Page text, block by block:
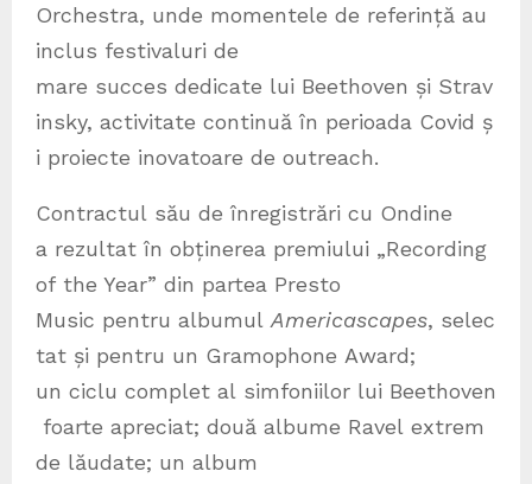
Orchestra, unde momentele de referință au
inclus festivaluri de
mare succes dedicate lui Beethoven și Strav
insky, activitate continuă în perioada Covid ș
i proiecte inovatoare de outreach.
Contractul său de înregistrări cu Ondine
a rezultat în obținerea premiului „Recording
of the Year” din partea Presto
Music pentru albumul Americascapes, selec
tat și pentru un Gramophone Award;
un ciclu complet al simfoniilor lui Beethoven
foarte apreciat; două albume Ravel extrem
de lăudate; un album